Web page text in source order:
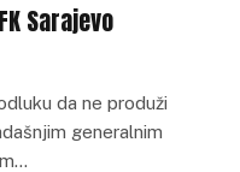
Sarajevo
da ne produži
generalnim